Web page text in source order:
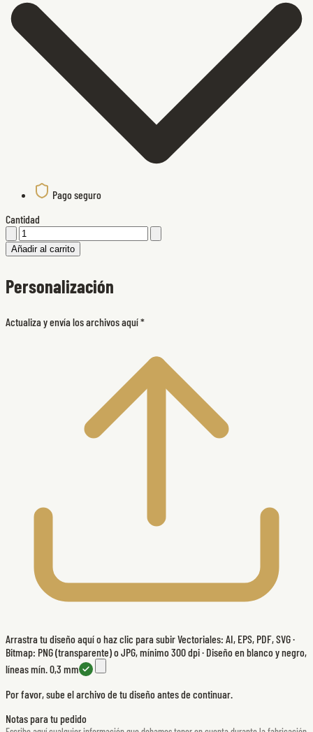
Pago seguro
Cantidad
Añadir al carrito
Personalización
Actualiza y envía los archivos aquí*
Arrastra tu diseño aquí o haz clic para subirVectoriales: AI, EPS, PDF, SVG ·
Bitmap: PNG (transparente) o JPG, mínimo 300 dpi · Diseño en blanco y negro,
líneas mín. 0,3 mm
Por favor, sube el archivo de tu diseño antes de continuar.
Notas para tu pedido